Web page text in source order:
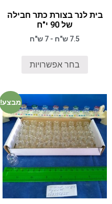
בית לנר בצורת כתר חבילה
של 90 י"ח
7.5 ש"ח - 7 ש"ח
בחר אפשרויות
מבצע!